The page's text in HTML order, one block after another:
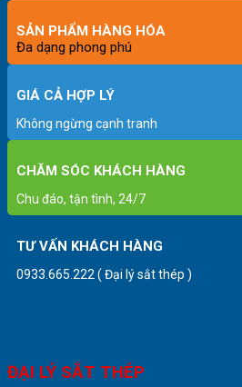
SẢN PHẨM HÀNG HÓA
Đa dạng phong phú
GIÁ CẢ HỢP LÝ
Không ngừng cạnh tranh
CHĂM SÓC KHÁCH HÀNG
Chu đáo, tận tình, 24/7
TƯ VẤN KHÁCH HÀNG
0933.665.222 ( Đại lý sắt thép )
ĐẠI LÝ SẮT THÉP